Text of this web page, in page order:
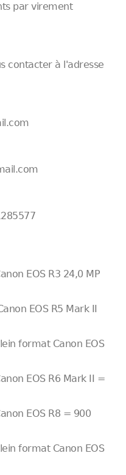
par virement
contacter à l'adresse
EOS R3 24,0 MP
EOS R5 Mark II
format Canon EOS
EOS R6 Mark II =
EOS R8 = 900
format Canon EOS